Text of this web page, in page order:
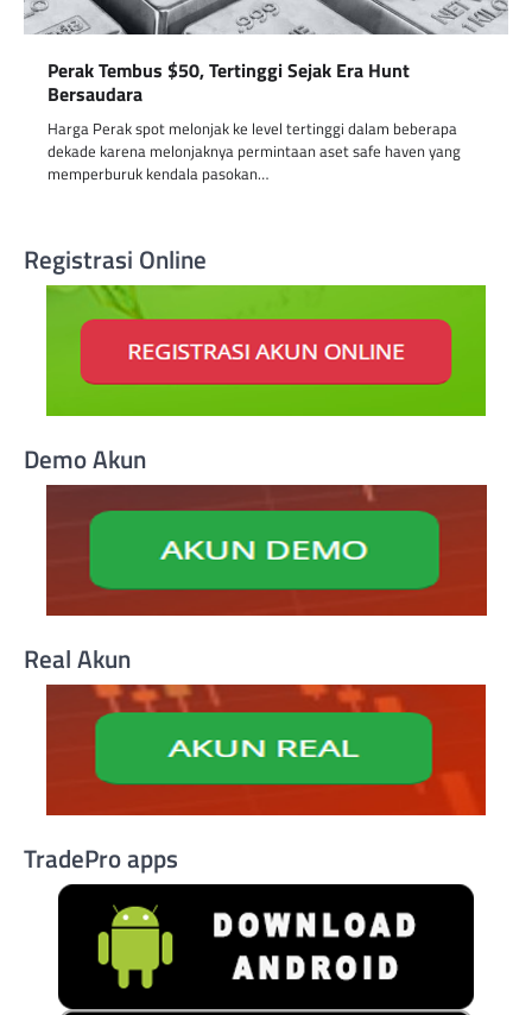
Perak Tembus $50, Tertinggi Sejak Era Hunt
Bersaudara
Harga Perak spot melonjak ke level tertinggi dalam beberapa
dekade karena melonjaknya permintaan aset safe haven yang
memperburuk kendala pasokan…
Registrasi Online
Demo Akun
Real Akun
TradePro apps